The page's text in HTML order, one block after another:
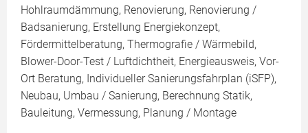
Hohlraumdämmung, Renovierung, Renovierung /
Badsanierung, Erstellung Energiekonzept,
Fördermittelberatung, Thermografie / Wärmebild,
Blower-Door-Test / Luftdichtheit, Energieausweis, Vor-
Ort Beratung, Individueller Sanierungsfahrplan (iSFP),
Neubau, Umbau / Sanierung, Berechnung Statik,
Bauleitung, Vermessung, Planung / Montage